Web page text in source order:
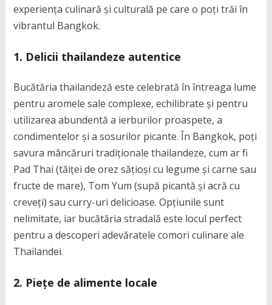
experiența culinară și culturală pe care o poți trăi în
vibrantul Bangkok.
1. Delicii thailandeze autentice
Bucătăria thailandeză este celebrată în întreaga lume
pentru aromele sale complexe, echilibrate și pentru
utilizarea abundentă a ierburilor proaspete, a
condimentelor și a sosurilor picante. În Bangkok, poți
savura mâncăruri tradiționale thailandeze, cum ar fi
Pad Thai (tăiței de orez sățioși cu legume și carne sau
fructe de mare), Tom Yum (supă picantă și acră cu
creveți) sau curry-uri delicioase. Opțiunile sunt
nelimitate, iar bucătăria stradală este locul perfect
pentru a descoperi adevăratele comori culinare ale
Thailandei.
2. Piețe de alimente locale